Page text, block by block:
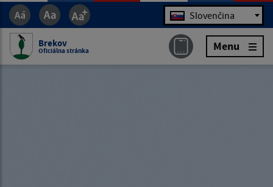
Jazyk Slovenčina
Brekov
Oficiálna stránka Menu